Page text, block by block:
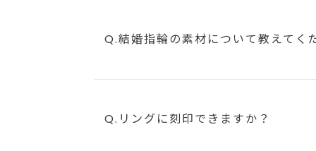
Q.結婚指輪の素材について教えてく
Q.リングに刻印できますか？